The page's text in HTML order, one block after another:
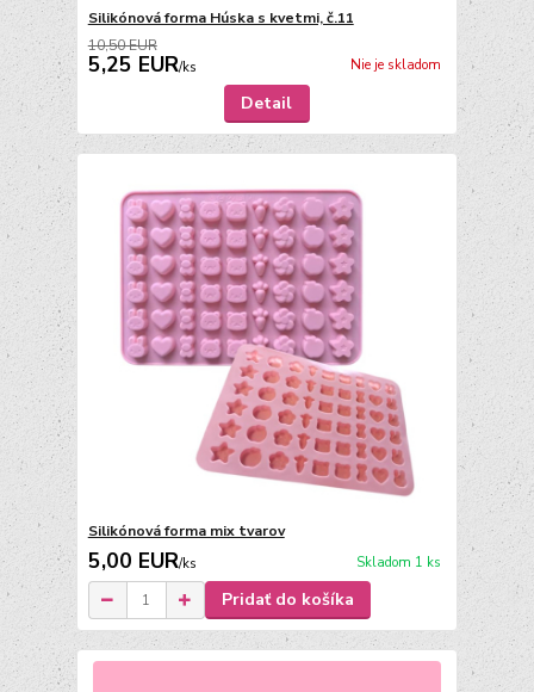
Silikónová forma Húska s kvetmi, č.11
10,50 EUR
5,25 EUR/ks Nie je skladom
Detail
Silikónová forma mix tvarov
5,00 EUR/ks Skladom 1 ks
Pridať do košíka